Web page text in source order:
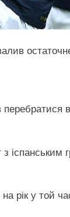
іспанським
рік у той